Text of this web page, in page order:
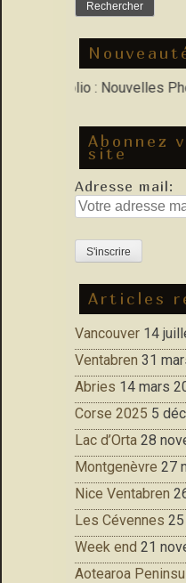
Porfolio : Nouvelles
Abonnez
site
Adresse mail:
Articles
Vancouver 14
Ventabren 31
Abries 14 mars
Corse 2025 5
Lac d’Orta 28
Montgenèvre 27
Nice Ventabren
Les Cévennes
Week end 21
Aotearoa